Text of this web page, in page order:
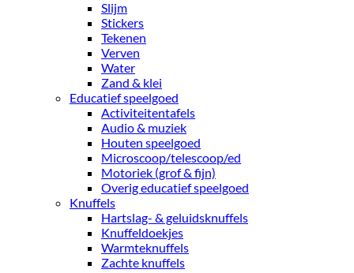
Slijm
Stickers
Tekenen
Verven
Water
Zand & klei
Educatief speelgoed
Activiteitentafels
Audio & muziek
Houten speelgoed
Microscoop/telescoop/ed
Motoriek (grof & fijn)
Overig educatief speelgoed
Knuffels
Hartslag- & geluidsknuffels
Knuffeldoekjes
Warmteknuffels
Zachte knuffels